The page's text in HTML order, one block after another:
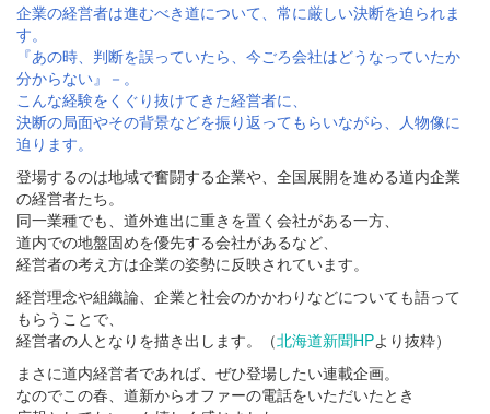
企業の経営者は進むべき道について、常に厳しい決断を迫られま
す。
『あの時、判断を誤っていたら、今ごろ会社はどうなっていたか
分からない』－。
こんな経験をくぐり抜けてきた経営者に、
決断の局面やその背景などを振り返ってもらいながら、人物像に
迫ります。
登場するのは地域で奮闘する企業や、全国展開を進める道内企業
の経営者たち。
同一業種でも、道外進出に重きを置く会社がある一方、
道内での地盤固めを優先する会社があるなど、
経営者の考え方は企業の姿勢に反映されています。
経営理念や組織論、企業と社会のかかわりなどについても語って
もらうことで、
経営者の人となりを描き出します。（北海道新聞HPより抜粋）
まさに道内経営者であれば、ぜひ登場したい連載企画。
なのでこの春、道新からオファーの電話をいただいたとき